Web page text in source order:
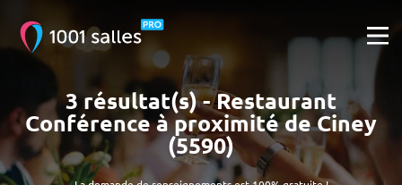
3 résultat(s) - Restaurant
Conférence à proximité de Ciney
(5590)